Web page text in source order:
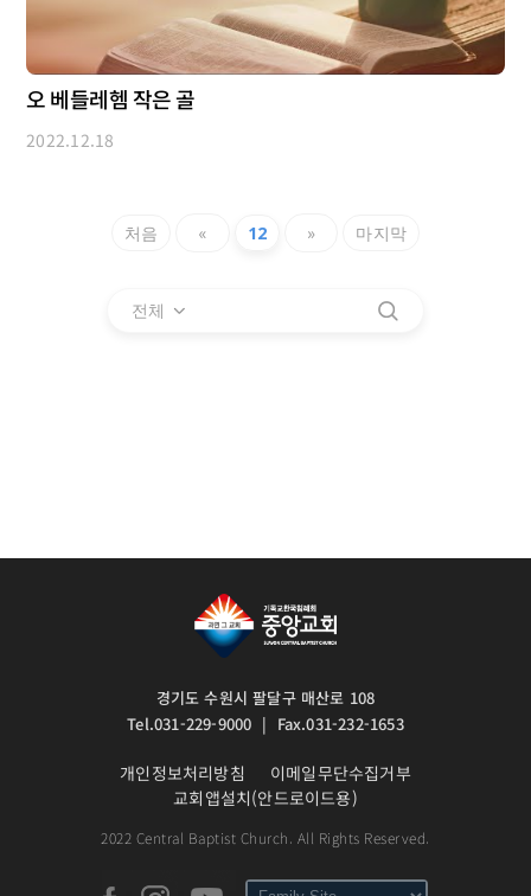
오 베들레헴 작은 골
2022.12.18
처음 « 12 » 마지막
전체
경기도 수원시 팔달구 매산로 108
Tel.031-229-9000 | Fax.031-232-1653
개인정보처리방침
이메일무단수집거부
교회앱설치(안드로이드용)
2022 Central Baptist Church. All Rights Reserved.